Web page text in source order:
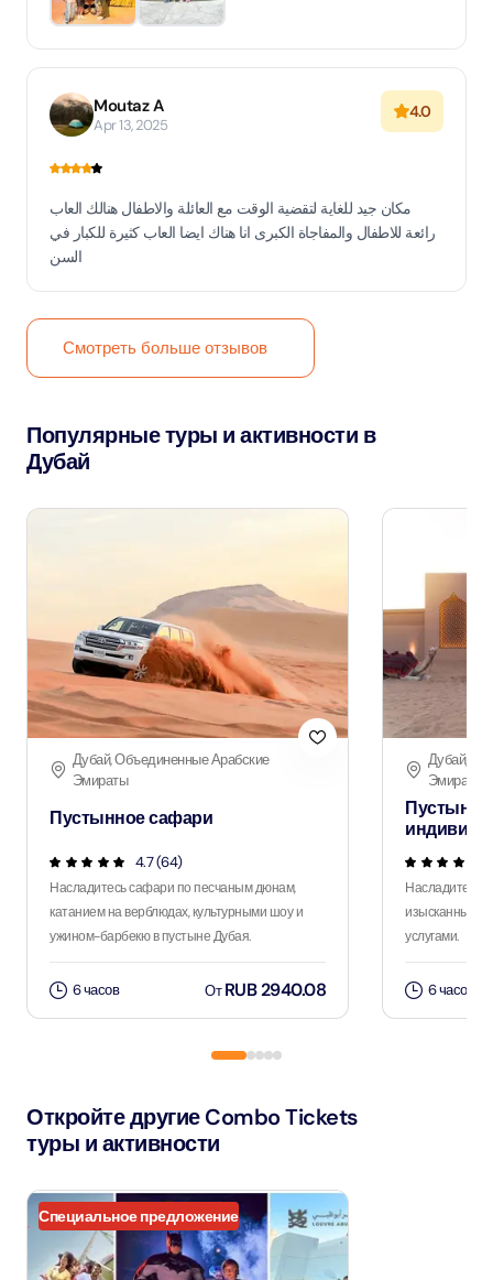
Moutaz A
Apr 13, 2025
4.0
مكان جيد للغاية لتقضية الوقت مع العائلة والاطفال هنالك العاب
رائعة للاطفال والمفاجاة الكبرى انا هناك ايضا العاب كثيرة للكبار في
السن
Смотреть больше отзывов
Популярные туры и активности в
Дубай
Дубай, Объединенные Арабские
Эмираты
Пустынное сафари
4.7 (64)
Насладитесь сафари по песчаным дюнам,
катанием на верблюдах, культурными шоу и
ужином-барбекю в пустыне Дубая.
6 часов ОтRUB 2940.08
Дубай,
Эмираты
Насладитесь
изысканным
услугами.
6 часов
Откройте другие Combo Tickets
туры и активности
Специальное предложение